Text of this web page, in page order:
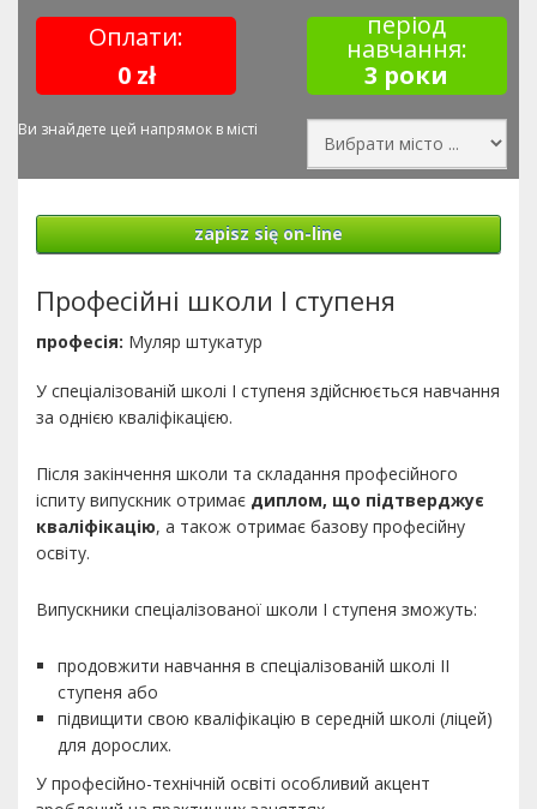
Оплати:
0 zł
період
навчання:
3 роки
Ви знайдете цей напрямок в місті
zapisz się on-line
Професійні школи І ступеня
професія: Муляр штукатур
У спеціалізованій школі І ступеня здійснюється навчання
за однією кваліфікацією.
Після закінчення школи та складання професійного
іспиту випускник отримає диплом, що підтверджує
кваліфікацію, а також отримає базову професійну
освіту.
Випускники спеціалізованої школи І ступеня зможуть:
продовжити навчання в спеціалізованій школі ІІ
ступеня або
підвищити свою кваліфікацію в середній школі (ліцей)
для дорослих.
У професійно-технічній освіті особливий акцент